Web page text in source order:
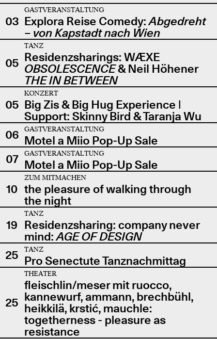
03
GASTVERANSTALTUNG
Explora Reise Comedy:Abgedreht
– von Kapstadt nach Wien
05
TANZ
Residenzsharings: WÆXE
OBSOLESCENCE& Neil Höhener
THE IN BETWEEN
05
KONZERT
Big Zis & Big Hug Experience |
Support: Skinny Bird & Taranja Wu
06
GASTVERANSTALTUNG
Motel a Miio Pop-Up Sale
07
GASTVERANSTALTUNG
Motel a Miio Pop-Up Sale
10
ZUM MITMACHEN
the pleasure of walking through
the night
19
TANZ
Residenzsharing: company never
mind:AGE OF DESIGN
25
TANZ
Pro Senectute Tanznachmittag
25
THEATER
fleischlin/meser mit ruocco,
kannewurf, ammann, brechbühl,
heikkilä, krstić, mauchle:
togetherness - pleasure as
resistance